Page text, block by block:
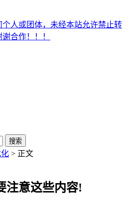
人或团体，未经本站允许禁止转
合作！！！
> 正文
注意这些内容!